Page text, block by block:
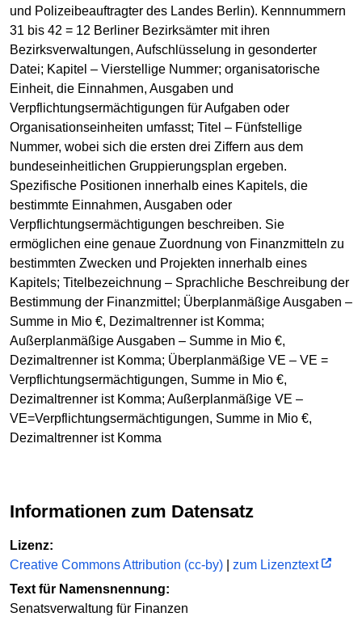
und Polizeibeauftragter des Landes Berlin). Kennnummern
31 bis 42 = 12 Berliner Bezirksämter mit ihren
Bezirksverwaltungen, Aufschlüsselung in gesonderter
Datei; Kapitel – Vierstellige Nummer; organisatorische
Einheit, die Einnahmen, Ausgaben und
Verpflichtungsermächtigungen für Aufgaben oder
Organisationseinheiten umfasst; Titel – Fünfstellige
Nummer, wobei sich die ersten drei Ziffern aus dem
bundeseinheitlichen Gruppierungsplan ergeben.
Spezifische Positionen innerhalb eines Kapitels, die
bestimmte Einnahmen, Ausgaben oder
Verpflichtungsermächtigungen beschreiben. Sie
ermöglichen eine genaue Zuordnung von Finanzmitteln zu
bestimmten Zwecken und Projekten innerhalb eines
Kapitels; Titelbezeichnung – Sprachliche Beschreibung der
Bestimmung der Finanzmittel; Überplanmäßige Ausgaben –
Summe in Mio €, Dezimaltrenner ist Komma;
Außerplanmäßige Ausgaben – Summe in Mio €,
Dezimaltrenner ist Komma; Überplanmäßige VE – VE =
Verpflichtungsermächtigungen, Summe in Mio €,
Dezimaltrenner ist Komma; Außerplanmäßige VE –
VE=Verpflichtungsermächtigungen, Summe in Mio €,
Dezimaltrenner ist Komma
Informationen zum Datensatz
Lizenz:
Creative Commons Attribution (cc-by)
zum Lizenztext
Text für Namensnennung:
Senatsverwaltung für Finanzen